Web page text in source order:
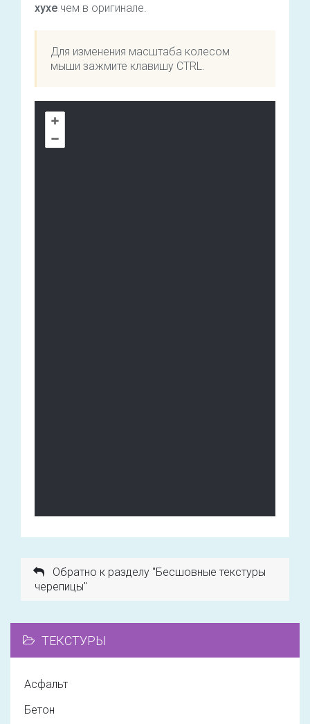
хухе чем в оригинале.
Для изменения масштаба колесом
мыши зажмите клавишу CTRL.
Обратно к разделу "Бесшовные текстуры
черепицы"
ТЕКСТУРЫ
Асфальт
Бетон